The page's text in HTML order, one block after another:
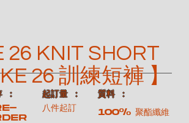
26 KNIT SHORT
26 訓練短褲 】
：
​起訂量 ：
八件起訂
​質料 ：
100% 聚酯纖維